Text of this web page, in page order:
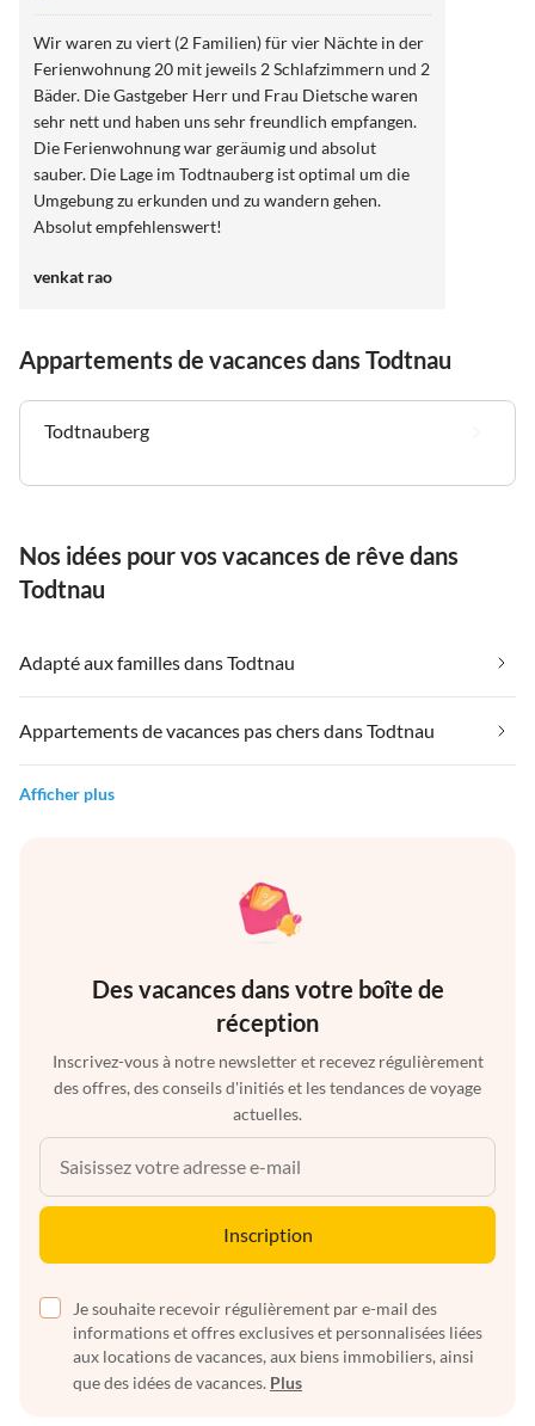
Wir waren zu viert (2 Familien) für vier Nächte in der
Ferienwohnung 20 mit jeweils 2 Schlafzimmern und 2
Bäder. Die Gastgeber Herr und Frau Dietsche waren
sehr nett und haben uns sehr freundlich empfangen.
Die Ferienwohnung war geräumig und absolut
sauber. Die Lage im Todtnauberg ist optimal um die
Umgebung zu erkunden und zu wandern gehen.
Absolut empfehlenswert!
venkat rao
Appartements de vacances dans Todtnau
Todtnauberg
Nos idées pour vos vacances de rêve dans
Todtnau
Adapté aux familles dans Todtnau
Appartements de vacances pas chers dans Todtnau
Afficher plus
Des vacances dans votre boîte de
réception
Inscrivez-vous à notre newsletter et recevez régulièrement
des offres, des conseils d'initiés et les tendances de voyage
actuelles.
Inscription
Je souhaite recevoir régulièrement par e-mail des
informations et offres exclusives et personnalisées liées
aux locations de vacances, aux biens immobiliers, ainsi
que des idées de vacances. Plus